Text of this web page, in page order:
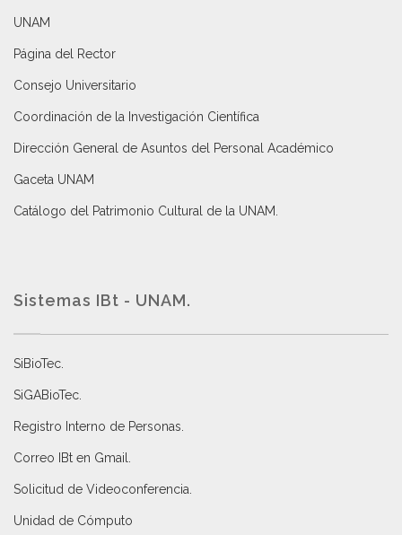
UNAM
Página del Rector
Consejo Universitario
Coordinación de la Investigación Científica
Dirección General de Asuntos del Personal Académico
Gaceta UNAM
Catálogo del Patrimonio Cultural de la UNAM.
Sistemas IBt - UNAM.
SiBioTec
SiGABioTec.
Registro Interno de Personas
Correo IBt en Gmail
Solicitud de Videoconferencia.
Unidad de Cómputo